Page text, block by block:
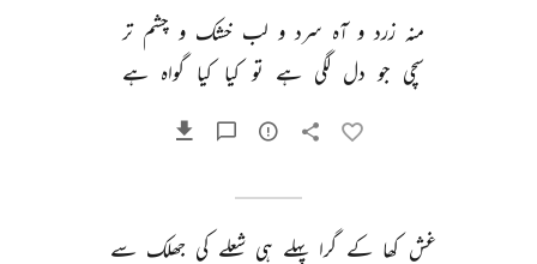
منہ زرد و آہ سرد و لب خشک و چشم تر
سچی جو دل لگی ہے تو کیا کیا گواہ ہے
غش کھا کے گرا پہلے ہی شعلے کی جھلک سے